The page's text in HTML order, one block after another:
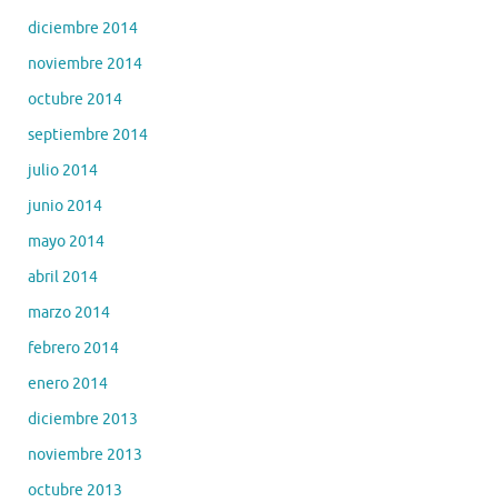
diciembre 2014
noviembre 2014
octubre 2014
septiembre 2014
julio 2014
junio 2014
mayo 2014
abril 2014
marzo 2014
febrero 2014
enero 2014
diciembre 2013
noviembre 2013
octubre 2013